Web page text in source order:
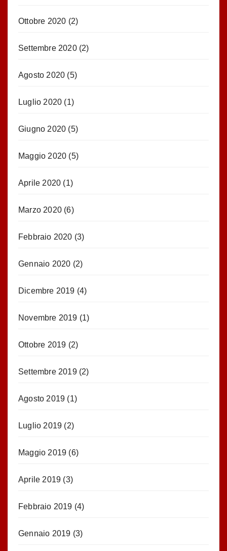
Ottobre 2020 (2)
Settembre 2020(2)
Agosto 2020 (5)
Luglio 2020 (1)
Giugno 2020 (5)
Maggio 2020 (5)
Aprile 2020 (1)
Marzo 2020 (6)
Febbraio 2020 (3)
Gennaio 2020 (2)
Dicembre 2019 (4)
Novembre 2019 (1)
Ottobre 2019 (2)
Settembre 2019(2)
Agosto 2019 (1)
Luglio 2019 (2)
Maggio 2019 (6)
Aprile 2019 (3)
Febbraio 2019 (4)
Gennaio 2019 (3)